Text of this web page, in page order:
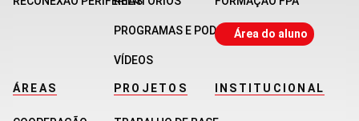
PROGRAMAS E PODCASTS
VÍDEOS
Área do aluno
ÁREAS PROJETOS INSTITUCIONAL